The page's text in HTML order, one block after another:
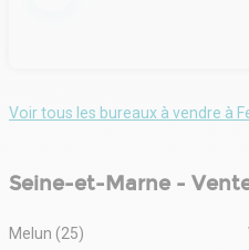
Voir tous les bureaux à vendre à
Seine-et-Marne -
Melun (25)